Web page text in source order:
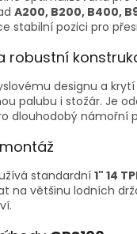
A200, B200, B400,
stabilní pozici pro
robustní
designu a
palubu i stožár. Je
dlouhodobý námořní
standardní1" 14
na většinu lodních